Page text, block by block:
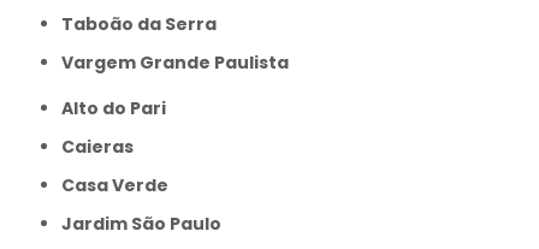
Taboão da Serra
Vargem Grande Paulista
Alto do Pari
Caieras
Casa Verde
Jardim São Paulo